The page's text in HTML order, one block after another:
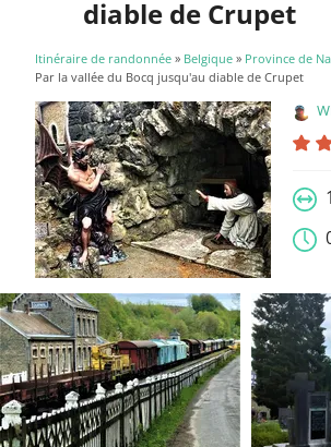
diable de Crupet
Itinéraire de randonnée » Belgique » Province de
Par la vallée du Bocq jusqu'au diable de Crupet